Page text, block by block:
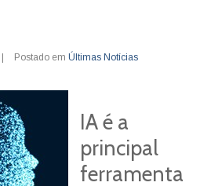
| Postado em Últimas Notícias
IA é a
principal
ferramenta